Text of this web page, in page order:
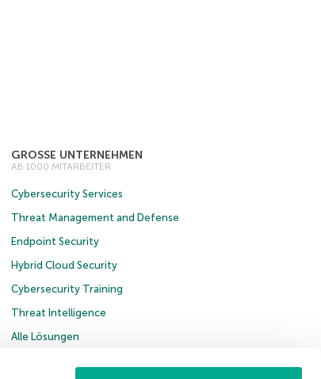
GROSSE UNTERNEHMEN
AB 1000 MITARBEITER
Cybersecurity Services
Threat Management and Defense
Endpoint Security
Hybrid Cloud Security
Cybersecurity Training
Threat Intelligence
Alle Lösungen